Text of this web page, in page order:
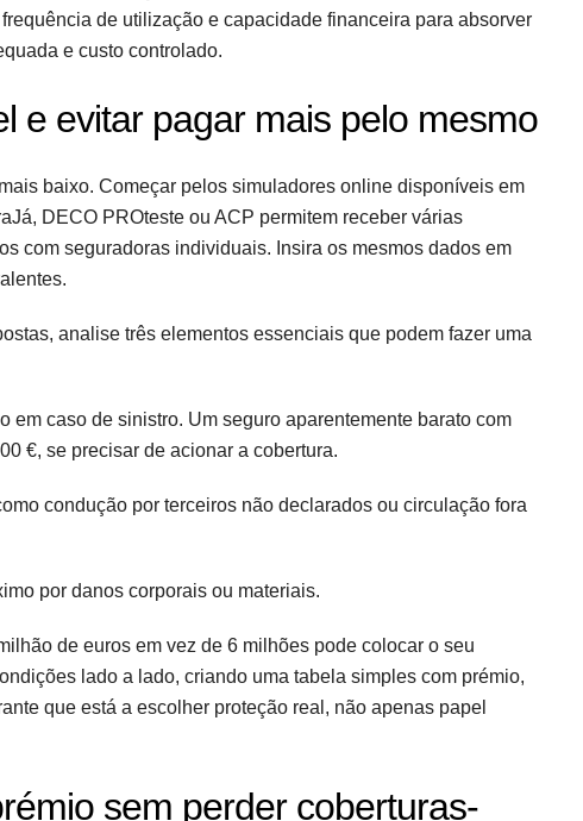
de utilização e capacidade financeira para absorver
e custo controlado.
e evitar pagar mais pelo mesmo
baixo. Começar pelos simuladores online disponíveis em
DECO PROteste ou ACP permitem receber várias
com seguradoras individuais. Insira os mesmos dados em
analise três elementos essenciais que podem fazer uma
em caso de sinistro. Um seguro aparentemente barato com
€, se precisar de acionar a cobertura.
condução por terceiros não declarados ou circulação fora
por danos corporais ou materiais.
de euros em vez de 6 milhões pode colocar o seu
lado a lado, criando uma tabela simples com prémio,
que está a escolher proteção real, não apenas papel
sem perder coberturas-